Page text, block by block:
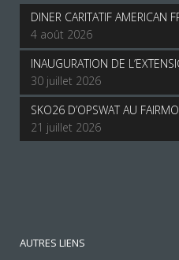
DINER CARITATIF AMERICAN
4 août 2026
INAUGURATION DE
30 juillet 2026
SKO26 D’OPSWAT AU
21 juillet 2026
AUTRES LIENS